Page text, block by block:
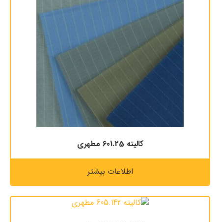
كاليته 601.25 مطهری
اطلاعات بیشتر